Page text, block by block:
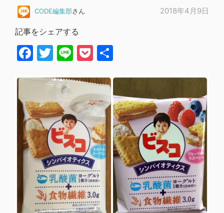
CODE編集部さん 2018年4月9日
記事をシェアする
Facebook
Twitter
LinePocket